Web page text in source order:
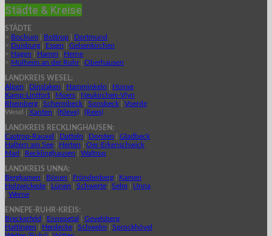
Städte & Kreise
STÄDTE
> Bochum Bottrop
Dortmund
> Duisburg Essen
Gelsenkirchen
> Hagen Hamm
Herne
> Mülheim an der Ruhr| Oberhausen
LANDKREIS WESEL:
Alpen
Dinslaken Hamminkeln
Hünxe
Kamp-Lintfort
Moers
Neukirchen-Vlyn
Rheinberg
Schermbeck Sonsbeck
Voerde
Wesel | Xanten (Kleve) (Rees)
LANDKREIS RECKLINGHAUSEN:
Castrop-Rauxel
Datteln Dorsten
Gladbeck
Haltern am See
Herten
Oer-Erkenschwick
Marl
Recklinghausen Waltrop
LANDKREIS UNNA:
Bergkamen
Bönen Fröndenberg
Kamen
Holzwickede
Lünen Schwerte Selm
Unna
Werne
ENNEPE-RUHR-KREIS:
Breckerfeld
Ennepetal
Gevelsberg
Hattingen
Herdecke Schwelm
Sprockhövel